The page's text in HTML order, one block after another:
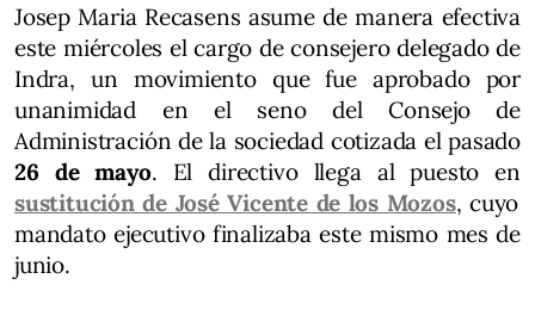
Josep Maria Recasens asume de manera efectiva
este miércoles el cargo de consejero delegado de
Indra, un movimiento que fue aprobado por
unanimidad en el seno del Consejo de
Administración de la sociedad cotizada el pasado
26 de mayo. El directivo llega al puesto en
sustitución de José Vicente de los Mozos, cuyo
mandato ejecutivo finalizaba este mismo mes de
junio.